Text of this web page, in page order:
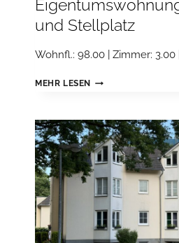
und Stellplatz
Wohnfl.: 98.00 | Zimmer: 3.00
MEHR LESEN
ATTRAKTIVE
NATURNAHER
WALDLAGE
–
VERMIETETE
3-
ZIMMER-
MIT
BALKON